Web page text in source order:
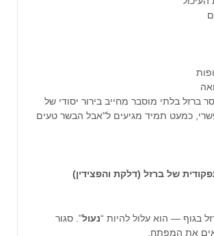
ברזל בלתי מוסבר מחייב בירור יסודי של
כמעט תמיד מגיעים ל"אבל הבשר טעים
בגוף — הוא עלול להיות “נעול”. סגור
את המפתח.